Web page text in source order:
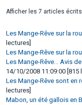
Afficher les 7 articles écrits
Les Mange-Rêve sur la
lectures]
Les Mange-Rêve sur la
Les Mange-Rêve... Avis
14/10/2008 11:09:00 [815
Les Mange-Rêve sont en
lectures]
Mabon, un été gallois en